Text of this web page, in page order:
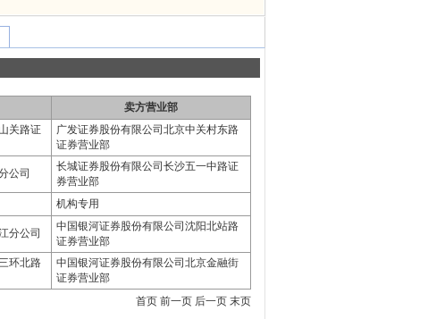
卖方营业部
关路证
广发证券股份有限公司北京中关村东路
证券营业部
公司
长城证券股份有限公司长沙五一中路证
券营业部
机构专用
分公司
中国银河证券股份有限公司沈阳北站路
证券营业部
环北路
中国银河证券股份有限公司北京金融街
证券营业部
首页 前一页 后一页 末页